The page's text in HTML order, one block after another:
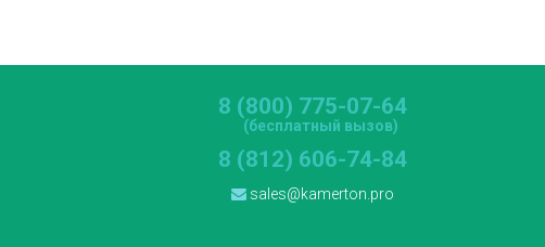
8 (800) 775-07-64
(бесплатный вызов)
8 (812) 606-74-84
sales@kamerton.pro